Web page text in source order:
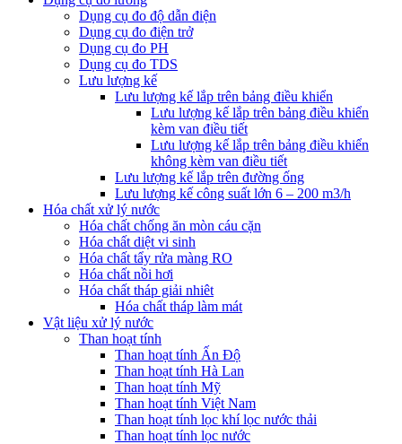
Dụng cụ đo độ dẫn điện
Dụng cụ đo điện trở
Dụng cụ đo PH
Dụng cụ đo TDS
Lưu lượng kế
Lưu lượng kế lắp trên bảng điều khiển
Lưu lượng kế lắp trên bảng điều khiển
kèm van điều tiết
Lưu lượng kế lắp trên bảng điều khiển
không kèm van điều tiết
Lưu lượng kế lắp trên đường ống
Lưu lượng kế công suất lớn 6 – 200 m3/h
Hóa chất xử lý nước
Hóa chất chống ăn mòn cáu cặn
Hóa chất diệt vi sinh
Hóa chất tẩy rửa màng RO
Hóa chất nồi hơi
Hóa chất tháp giải nhiêt
Hóa chất tháp làm mát
Vật liệu xử lý nước
Than hoạt tính
Than hoạt tính Ấn Độ
Than hoạt tính Hà Lan
Than hoạt tính Mỹ
Than hoạt tính Việt Nam
Than hoạt tính lọc khí lọc nước thải
Than hoạt tính lọc nước